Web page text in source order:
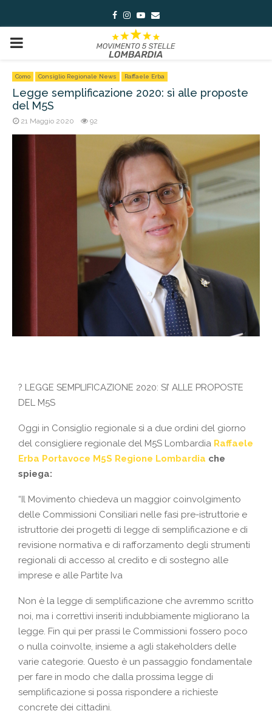
Facebook
Instagram
Youtube
Email
PRIMARY
MENU
Como Consiglio Regionale News Raffaele Erba
Legge semplificazione 2020: sì alle proposte
del M5S
21 Maggio 2020 92
? LEGGE SEMPLIFICAZIONE 2020: SI’ ALLE PROPOSTE
DEL M5S
Oggi in Consiglio regionale sì a due ordini del giorno
del consigliere regionale del M5S Lombardia Raffaele
Erba Portavoce M5S Regione Lombardia che
spiega:
“Il Movimento chiedeva un maggior coinvolgimento
delle Commissioni Consiliari nelle fasi pre-istruttorie e
istruttorie dei progetti di legge di semplificazione e di
revisione normativa e di rafforzamento degli strumenti
regionali di accesso al credito e di sostegno alle
imprese e alle Partite Iva
Non è la legge di semplificazione che avremmo scritto
noi, ma i correttivi inseriti indubbiamente migliorano la
legge. Fin qui per prassi le Commissioni fossero poco
o nulla coinvolte, insieme a agli stakeholders delle
varie categorie. Questo è un passaggio fondamentale
per fare in modo che dalla prossima legge di
semplificazione si possa rispondere a richieste
concrete dei cittadini.